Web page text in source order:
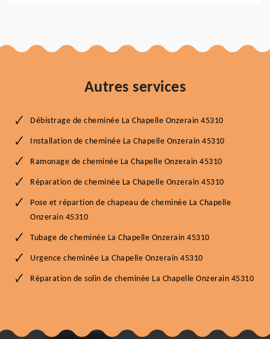
Autres services
Débistrage de cheminée La Chapelle Onzerain 45310
Installation de cheminée La Chapelle Onzerain 45310
Ramonage de cheminée La Chapelle Onzerain 45310
Réparation de cheminée La Chapelle Onzerain 45310
Pose et répartion de chapeau de cheminée La Chapelle
Onzerain 45310
Tubage de cheminée La Chapelle Onzerain 45310
Urgence cheminée La Chapelle Onzerain 45310
Réparation de solin de cheminée La Chapelle Onzerain 45310